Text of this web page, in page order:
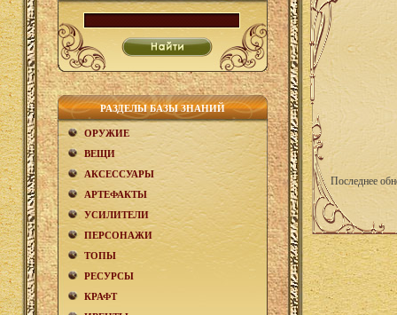
РАЗДЕЛЫ БАЗЫ ЗНАНИЙ
ОРУЖИЕ
ВЕЩИ
АКCЕСCУАРЫ
АРТЕФАКТЫ
УСИЛИТЕЛИ
ПЕРСОНАЖИ
ТОПЫ
РЕСУРСЫ
КРАФТ
Последнее